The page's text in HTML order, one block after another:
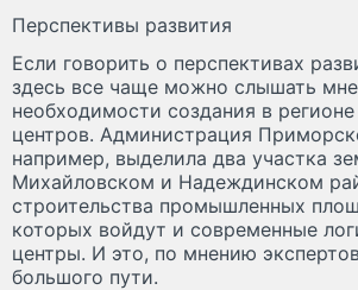
Перспективы развития
Если говорить о перспективах
здесь все чаще можно слышать
необходимости создания в
центров. Администрация
например, выделила два участка
Михайловском и Надеждинском
строительства промышленных
которых войдут и современные
центры. И это, по мнению
большого пути.